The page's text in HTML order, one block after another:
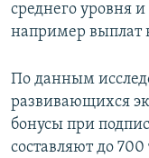
среднего уровня
например выплат
По данным
развивающихся
бонусы при
составляют до